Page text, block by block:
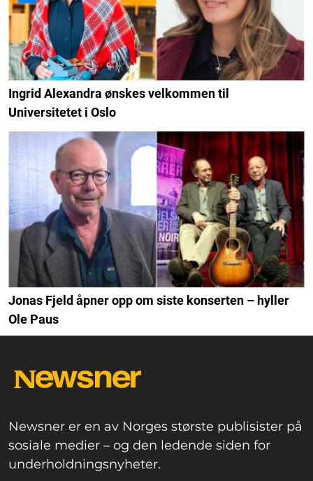
Ingrid Alexandra ønskes velkommen til
Universitetet i Oslo
Jonas Fjeld åpner opp om siste konserten – hyller
Ole Paus
Newsner er en av Norges største publisister på
sosiale medier – og den ledende siden for
underholdningsnyheter.